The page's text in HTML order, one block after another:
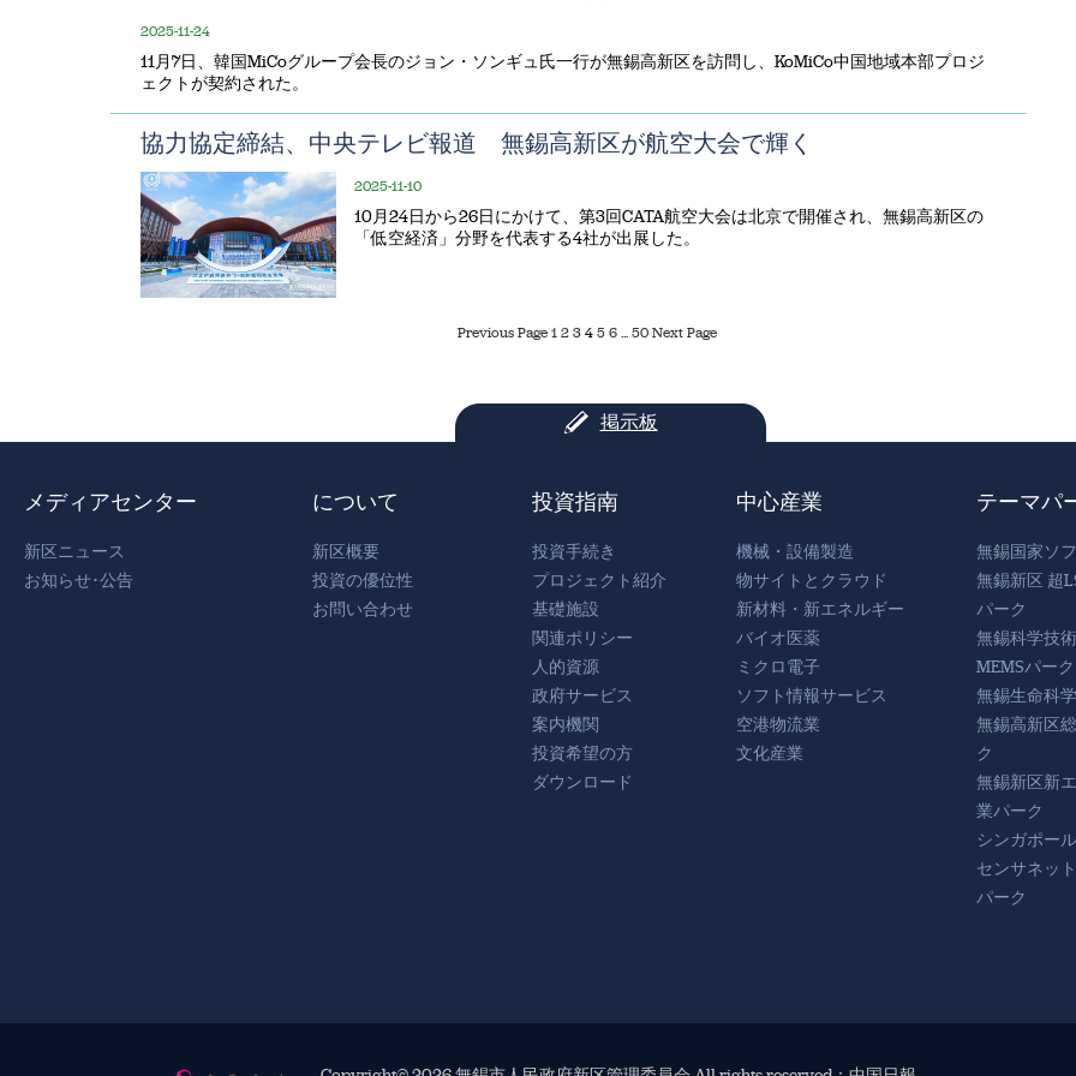
2025-11-24
11月7日、韓国MiCoグループ会長のジョン・ソンギュ氏一行が無錫高新区を訪問し、KoMiCo中国地域本部プロジ
ェクトが契約された。
協力協定締結、中央テレビ報道 無錫高新区が航空大会で輝く
2025-11-10
10月24日から26日にかけて、第3回CATA航空大会は北京で開催され、無錫高新区の
「低空経済」分野を代表する4社が出展した。
Previous Page 1 2 3 4 5 6 ... 50 Next Page
掲示板
メディアセンター
新区ニュース
お知らせ･公告
について
新区概要
投資の優位性
お問い合わせ
投資指南
投資手続き
プロジェクト紹介
基礎施設
関連ポリシー
人的資源
政府サービス
案内機関
投資希望の方
ダウンロード
中心産業
機械・設備製造
物サイトとクラウド
新材料・新エネルギー
バイオ医薬
ミクロ電子
ソフト情報サービス
空港物流業
文化産業
テーマパ
無錫国家ソ
無錫新区 超
パーク
無錫科学技
MEMSパーク
無錫生命科
無錫高新区
ク
無錫新区新
業パーク
シンガポー
センサネッ
パーク